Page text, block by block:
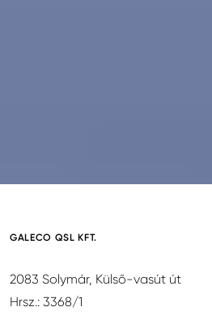
GALECO QSL KFT.
2083 Solymár, Külső-vasút út
Hrsz.: 3368/1